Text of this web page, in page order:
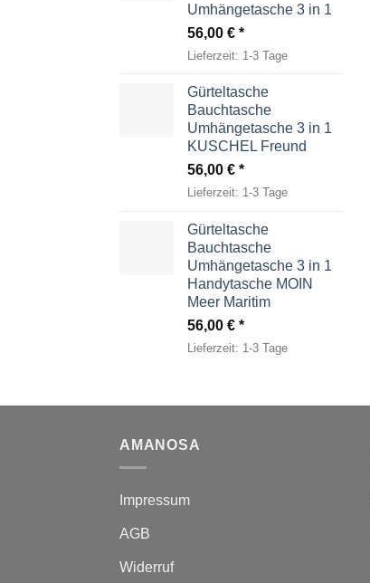
Umhängetasche 3 in 1
56,00 €
Lieferzeit: 1-3 Tage
Gürteltasche
Bauchtasche
Umhängetasche 3 in 1
KUSCHEL Freund
56,00 €
Lieferzeit: 1-3 Tage
Gürteltasche
Bauchtasche
Umhängetasche 3 in 1
Handytasche MOIN
Meer Maritim
56,00 €
Lieferzeit: 1-3 Tage
AMANOSA
Impressum
AGB
Widerruf